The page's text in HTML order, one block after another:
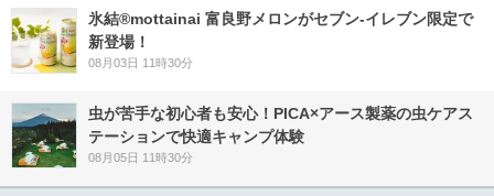
氷結®mottainai 富良野メロンがセブン‐イレブン限定で
新登場！
08月03日 11時30分
虫が苦手な初心者も安心！PICA×アース製薬の虫ケアス
テーションで快適キャンプ体験
08月05日 11時30分